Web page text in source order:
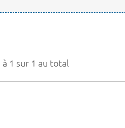
1 sur 1 au total